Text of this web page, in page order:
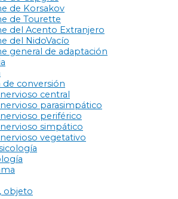
de Korsakov
de Tourette
del Acento Extranjero
del NidoVacío
general de adaptación
conversión
central
parasimpático
periférico
simpático
vegetativo
objeto